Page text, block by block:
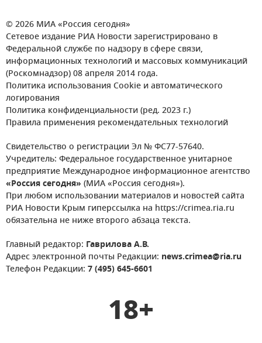
© 2026 МИА «Россия сегодня»
Сетевое издание РИА Новости зарегистрировано в
Федеральной службе по надзору в сфере связи,
информационных технологий и массовых коммуникаций
(Роскомнадзор) 08 апреля 2014 года.
Политика использования Cookie и автоматического
логирования
Политика конфиденциальности (ред. 2023 г.)
Правила применения рекомендательных технологий
Свидетельство о регистрации Эл № ФС77-57640.
Учредитель: Федеральное государственное унитарное
предприятие Международное информационное агентство
«Россия сегодня» (МИА «Россия сегодня»).
При любом использовании материалов и новостей сайта
РИА Новости Крым гиперссылка на https://crimea.ria.ru
обязательна не ниже второго абзаца текста.
Главный редактор: Гаврилова А.В.
Адрес электронной почты Редакции: news.crimea@ria.ru
Телефон Редакции: 7 (495) 645-6601
18+